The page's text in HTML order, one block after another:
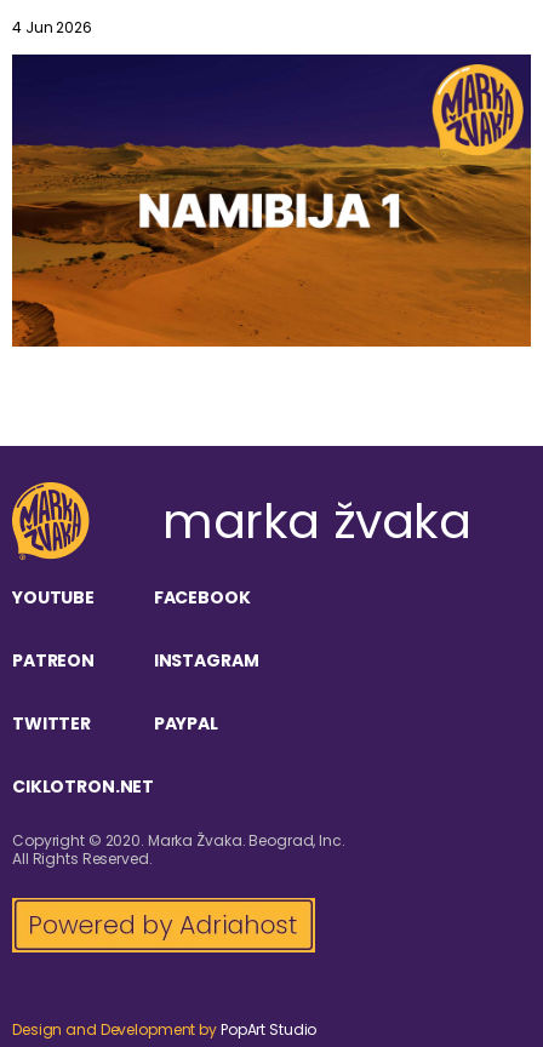
4 Jun 2026
marka žvaka
YOUTUBE FACEBOOK
PATREON INSTAGRAM
TWITTER PAYPAL
CIKLOTRON.NET
Copyright © 2020. Marka Žvaka. Beograd, Inc.
All Rights Reserved.
Design and Development byPopArt Studio